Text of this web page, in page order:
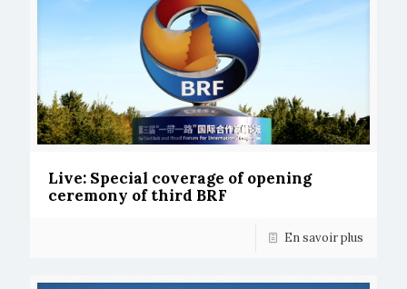
Live: Special coverage of opening
ceremony of third BRF
En savoir plus